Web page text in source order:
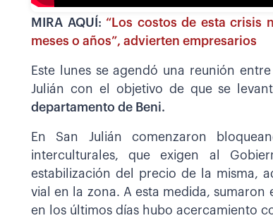
MIRA AQUÍ:“Los costos de esta crisis
meses o años”, advierten empresarios
Este lunes se agendó una reunión
Julián con el objetivo de que se
departamento de Beni.
En San Julián comenzaron
interculturales, que exigen al
estabilización del precio de la misma,
vial en la zona. A esta medida,
en los últimos días hubo acercamiento